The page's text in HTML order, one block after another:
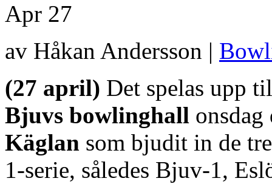
Apr 27
av Håkan Andersson |
(27 april) Det spelas upp
Bjuvs bowlinghall
Käglan som bjudit in de
1-serie, således Bjuv-1,